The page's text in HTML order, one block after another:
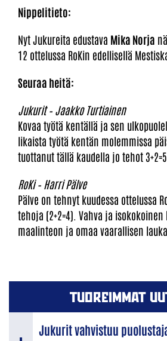
Nippelitieto:
Nyt Jukureita edustava Mika Norja
12 ottelussa RoKin edellisellä
Seuraa heitä:
Jukurit – Jaakko Turtiainen
Kovaa työtä kentällä ja sen
likaista työtä kentän molemmissa
tuottanut tällä kaudella jo tehot 3+2=5.
RoKi – Harri Pälve
Pälve on tehnyt kuudessa ottelussa
tehoja (2+2=4). Vahva ja
maalinteon ja omaa vaarallisen
TUOREIMMAT
Jukurit vahvistuu